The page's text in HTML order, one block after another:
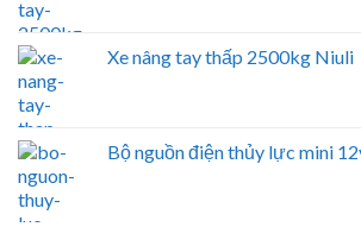
Xe nâng tay thấp 2500kg Niuli
Bộ nguồn điện thủy lực mini